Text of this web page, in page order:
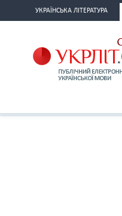
УКРАЇНСЬКА ЛІТЕРАТУРА